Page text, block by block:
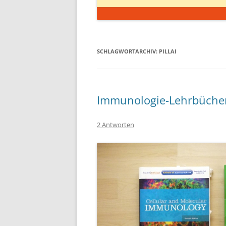
SCHLAGWORTARCHIV: PILLAI
Immunologie-
2 Antworten